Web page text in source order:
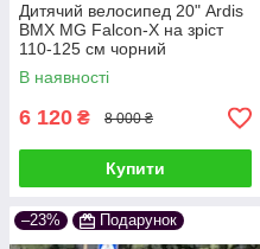
Дитячий велосипед 20" Ardis
BMX MG Falcon-X на зріст
110-125 см чорний
В наявності
6 120 ₴ 8 000 ₴
Купити
–23% Подарунок